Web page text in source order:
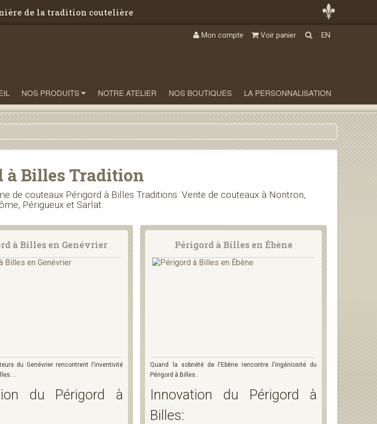
de la tradition coutelière
EN
Mon compte Voir panier
NOS PRODUITS NOTRE ATELIER NOS BOUTIQUES LA PERSONNALISATION
à Billes Tradition
de couteaux Périgord à Billes Traditions. Vente de couteaux à Nontron,
Périgueux et Sarlat.
à Billes en Genévrier
du Genévrier rencontrent l'inventivité
du Périgord à
Périgord à Billes en Ébène
Quand la sobriété de l'Ebène rencontre l'ingéniosité du
Périgord à Billes..
Innovation du Périgord à
Billes: